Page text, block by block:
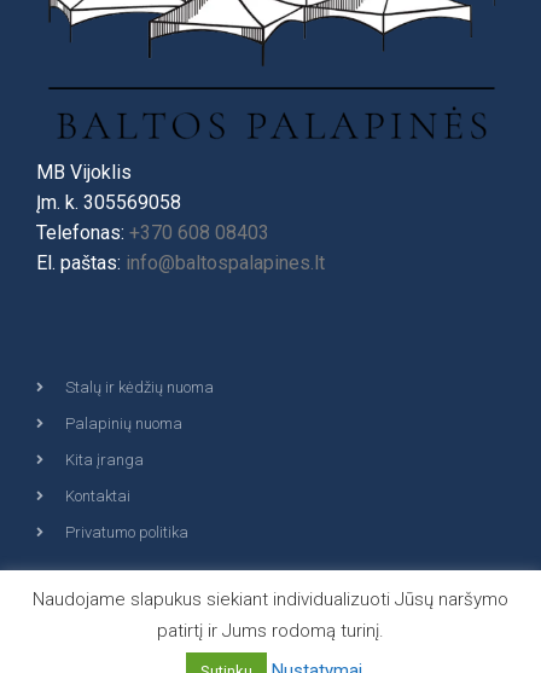
MB Vijoklis
Įm. k. 305569058
Telefonas: +370 608 08403
El. paštas: info@baltospalapines.lt
Stalų ir kėdžių nuoma
Palapinių nuoma
Kita įranga
Kontaktai
Privatumo politika
© 2026 Visos teisės saugomos | MB "Vijoklis"
Naudojame slapukus siekiant individualizuoti Jūsų naršymo
patirtį ir Jums rodomą turinį.